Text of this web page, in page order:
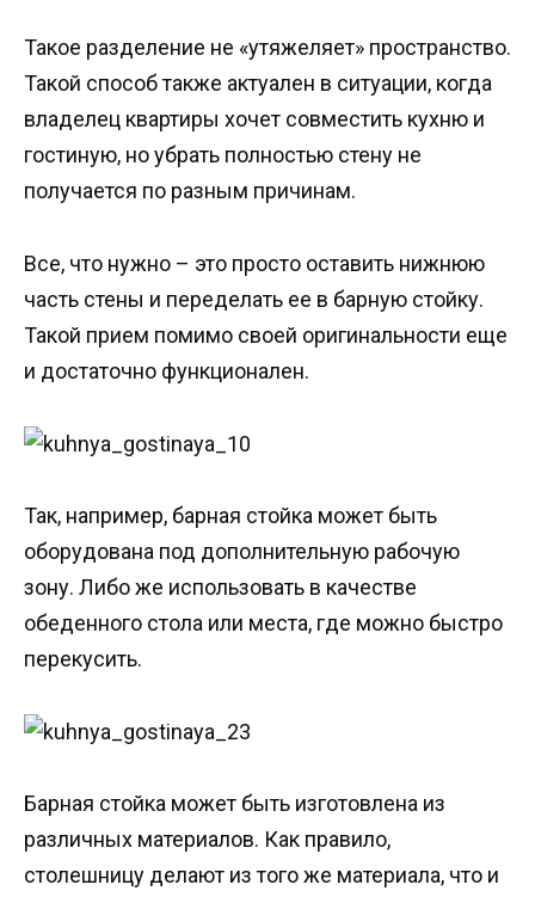
Такое разделение не «утяжеляет» пространство.
Такой способ также актуален в ситуации, когда
владелец квартиры хочет совместить кухню и
гостиную, но убрать полностью стену не
получается по разным причинам.
Все, что нужно – это просто оставить нижнюю
часть стены и переделать ее в барную стойку.
Такой прием помимо своей оригинальности еще
и достаточно функционален.
Так, например, барная стойка может быть
оборудована под дополнительную рабочую
зону. Либо же использовать в качестве
обеденного стола или места, где можно быстро
перекусить.
Барная стойка может быть изготовлена из
различных материалов. Как правило,
столешницу делают из того же материала, что и